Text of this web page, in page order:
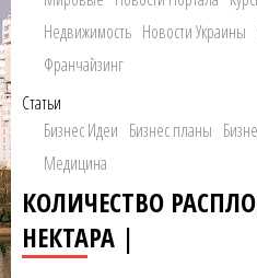
Недвижимость Новости Украины
Франчайзинг
Статьи
Бизнес Идеи Бизнес планы
Медицина
КОЛИЧЕСТВО
НЕКТАРА |